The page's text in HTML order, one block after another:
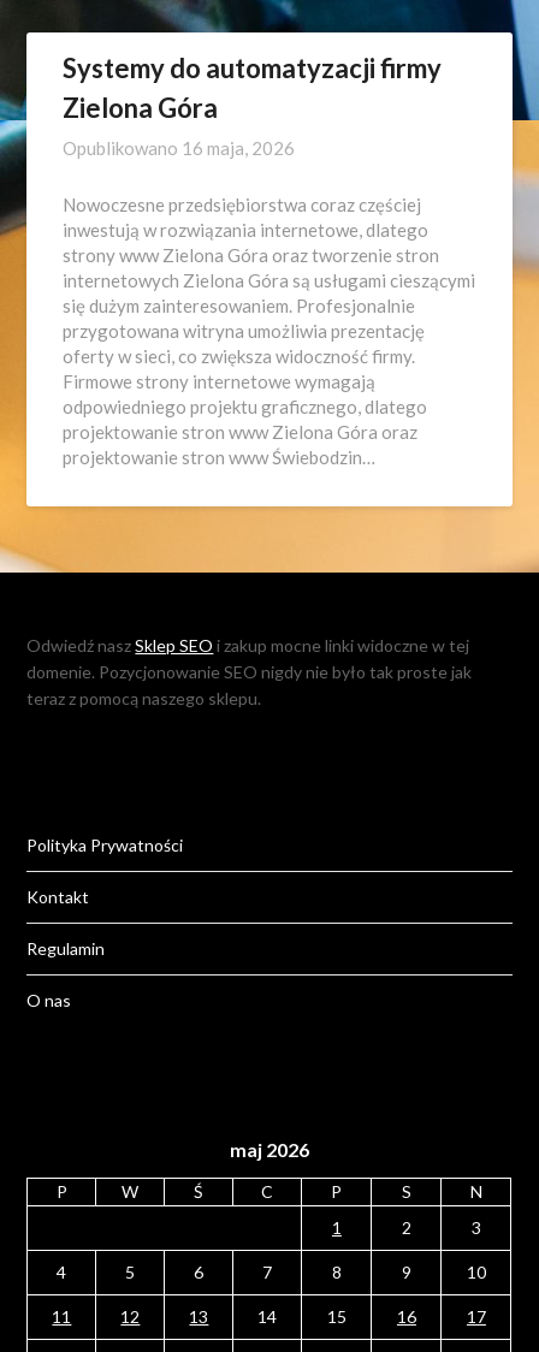
Systemy do automatyzacji firmy
Zielona Góra
Opublikowano 16 maja, 2026
Nowoczesne przedsiębiorstwa coraz częściej
inwestują w rozwiązania internetowe, dlatego
strony www Zielona Góra oraz tworzenie stron
internetowych Zielona Góra są usługami cieszącymi
się dużym zainteresowaniem. Profesjonalnie
przygotowana witryna umożliwia prezentację
oferty w sieci, co zwiększa widoczność firmy.
Firmowe strony internetowe wymagają
odpowiedniego projektu graficznego, dlatego
projektowanie stron www Zielona Góra oraz
projektowanie stron www Świebodzin…
Odwiedź naszSklep SEO i zakup mocne linki widoczne w tej
domenie. Pozycjonowanie SEO nigdy nie było tak proste jak
teraz z pomocą naszego sklepu.
Polityka Prywatności
Kontakt
Regulamin
O nas
maj 2026
P W Ś C P S
N
1
2 3
4 5 6 7 8 9 10
11 12 13 14 15 16 17